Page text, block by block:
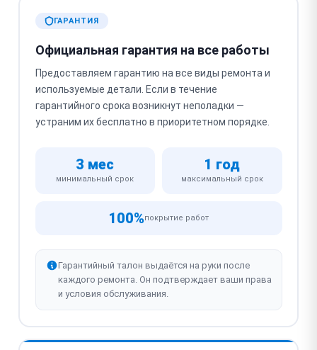
ГАРАНТИЯ
Официальная гарантия на все работы
Предоставляем гарантию на все виды ремонта и
используемые детали. Если в течение
гарантийного срока возникнут неполадки —
устраним их бесплатно в приоритетном порядке.
3 мес
минимальный срок
1 год
максимальный срок
100%покрытие работ
Гарантийный талон выдаётся на руки после
каждого ремонта. Он подтверждает ваши права
и условия обслуживания.